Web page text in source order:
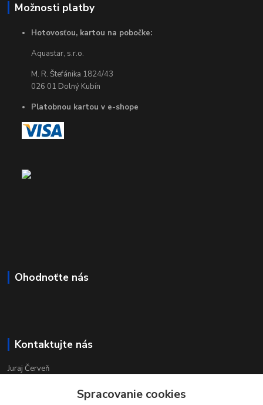
Možnosti platby
Hotovosťou, kartou na pobočke:
Aquastar, s.r.o.
M. R. Štefánika 1824/43
026 01 Dolný Kubín
Platobnou kartou v e-shope
Ohodnoťte nás
Kontaktujte nás
Juraj Červeň
pondelok-piatok 8:00 - 16:00Spracovanie cookies